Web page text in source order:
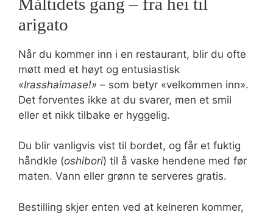
arigato
Når du kommer inn i en restaurant, blir du ofte
møtt med et høyt og entusiastisk
«Irasshaimase!» – som betyr «velkommen inn».
Det forventes ikke at du svarer, men et smil
eller et nikk tilbake er hyggelig.
Du blir vanligvis vist til bordet, og får et fuktig
håndkle (oshibori) til å vaske hendene med før
maten. Vann eller grønn te serveres gratis.
Bestilling skjer enten ved at kelneren kommer,